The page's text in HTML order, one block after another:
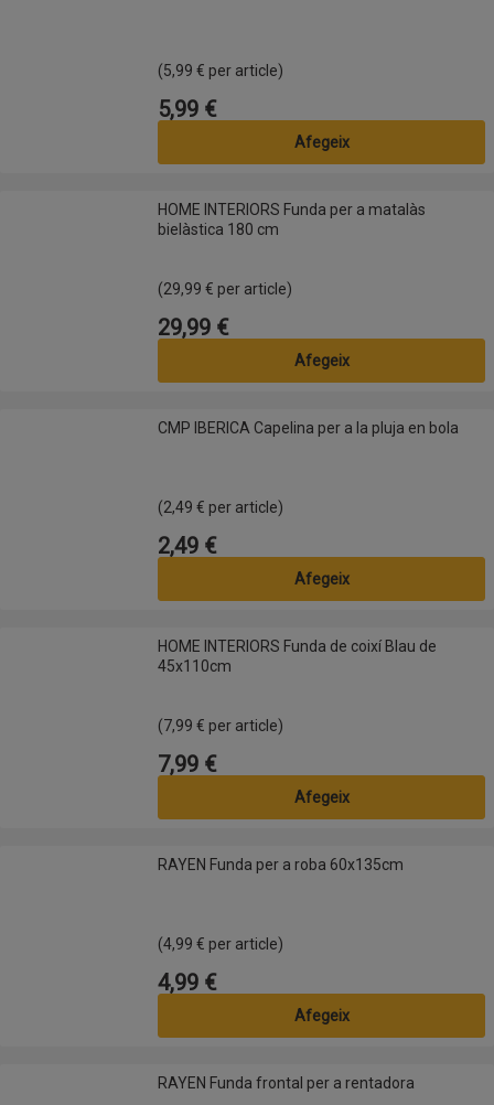
(5,99 € per article)
Preu
5,99 €
Afegeix
HOME INTERIORS Funda per a matalàs bielàstica 180 cm
HOME INTERIORS Funda per a matalàs
bielàstica 180 cm
(29,99 € per article)
Preu
29,99 €
Afegeix
CMP IBERICA Capelina per a la pluja en bolaCMP IBERICA Capelina per a la pluja en bola
(2,49 € per article)
Preu
2,49 €
Afegeix
HOME INTERIORS Funda de coixí Blau de 45x110cm
HOME INTERIORS Funda de coixí Blau de
45x110cm
(7,99 € per article)
Preu
7,99 €
Afegeix
RAYEN Funda per a roba 60x135cmRAYEN Funda per a roba 60x135cm
(4,99 € per article)
Preu
4,99 €
Afegeix
RAYEN Funda frontal per a rentadoraRAYEN Funda frontal per a rentadora